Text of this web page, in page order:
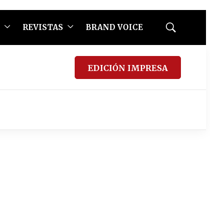
REVISTAS BRAND VOICE
Mostrar
EDICIÓN IMPRESA